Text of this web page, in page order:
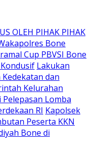
OLEH PIHAK PIHAK
Bone
Cup PBVSI Bone
Lakukan
dan
Kelurahan
Lomba
RI Kapolsek
Peserta KKN
Bone di